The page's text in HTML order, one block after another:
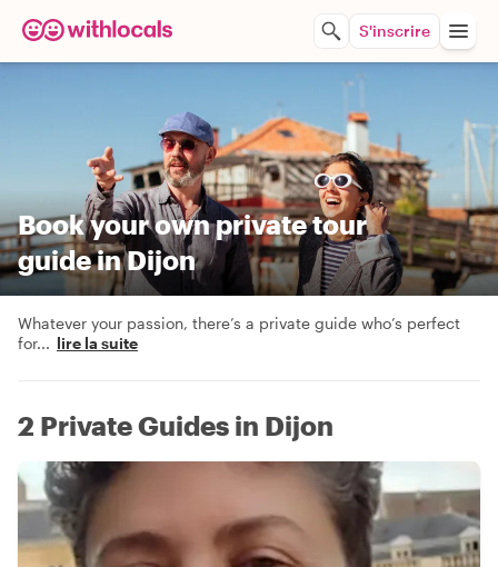
S'inscrire
Book your own private tour
guide in Dijon
Whatever your passion, there’s a private guide who’s perfect
for... lire la suite
2 Private Guides in Dijon